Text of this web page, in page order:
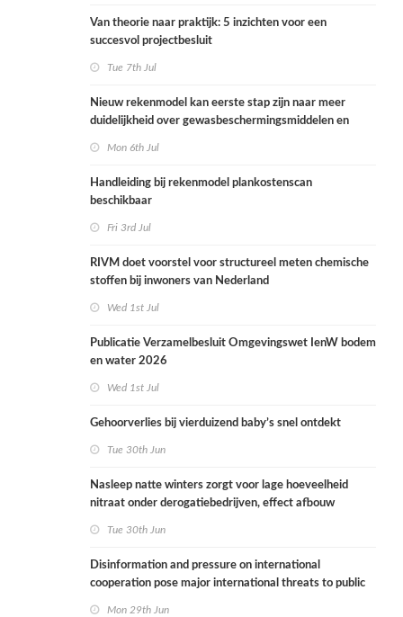
Van theorie naar praktijk: 5 inzichten voor een
succesvol projectbesluit
Tue 7th Jul
Nieuw rekenmodel kan eerste stap zijn naar meer
duidelijkheid over gewasbeschermingsmiddelen en
Mon 6th Jul
Handleiding bij rekenmodel plankostenscan
beschikbaar
Fri 3rd Jul
RIVM doet voorstel voor structureel meten chemische
stoffen bij inwoners van Nederland
Wed 1st Jul
Publicatie Verzamelbesluit Omgevingswet IenW bodem
en water 2026
Wed 1st Jul
Gehoorverlies bij vierduizend baby’s snel ontdekt
Tue 30th Jun
Nasleep natte winters zorgt voor lage hoeveelheid
nitraat onder derogatiebedrijven, effect afbouw
Tue 30th Jun
Disinformation and pressure on international
cooperation pose major international threats to public
Mon 29th Jun